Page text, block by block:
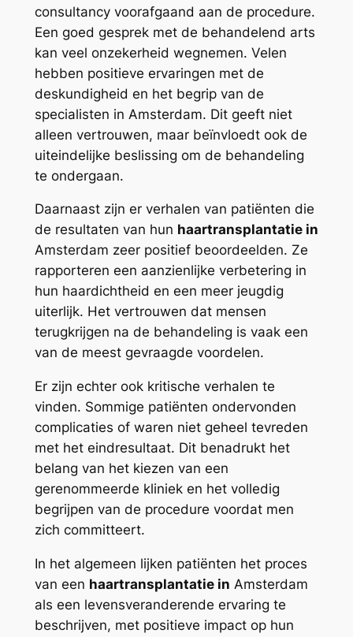
consultancy voorafgaand aan de procedure.
Een goed gesprek met de behandelend arts
kan veel onzekerheid wegnemen. Velen
hebben positieve ervaringen met de
deskundigheid en het begrip van de
specialisten in Amsterdam. Dit geeft niet
alleen vertrouwen, maar beïnvloedt ook de
uiteindelijke beslissing om de behandeling
te ondergaan.
Daarnaast zijn er verhalen van patiënten die
de resultaten van hun haartransplantatie in
Amsterdam zeer positief beoordeelden. Ze
rapporteren een aanzienlijke verbetering in
hun haardichtheid en een meer jeugdig
uiterlijk. Het vertrouwen dat mensen
terugkrijgen na de behandeling is vaak een
van de meest gevraagde voordelen.
Er zijn echter ook kritische verhalen te
vinden. Sommige patiënten ondervonden
complicaties of waren niet geheel tevreden
met het eindresultaat. Dit benadrukt het
belang van het kiezen van een
gerenommeerde kliniek en het volledig
begrijpen van de procedure voordat men
zich committeert.
In het algemeen lijken patiënten het proces
van een haartransplantatie in Amsterdam
als een levensveranderende ervaring te
beschrijven, met positieve impact op hun